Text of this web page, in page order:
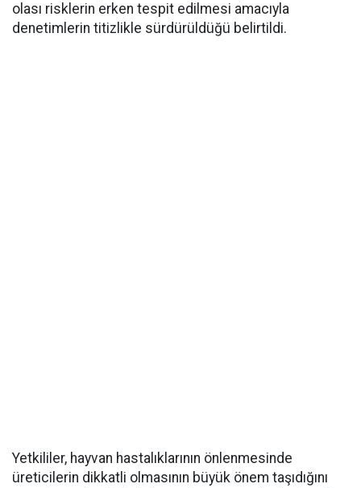
olası risklerin erken tespit edilmesi amacıyla
denetimlerin titizlikle sürdürüldüğü belirtildi.
Yetkililer, hayvan hastalıklarının önlenmesinde
üreticilerin dikkatli olmasının büyük önem taşıdığını